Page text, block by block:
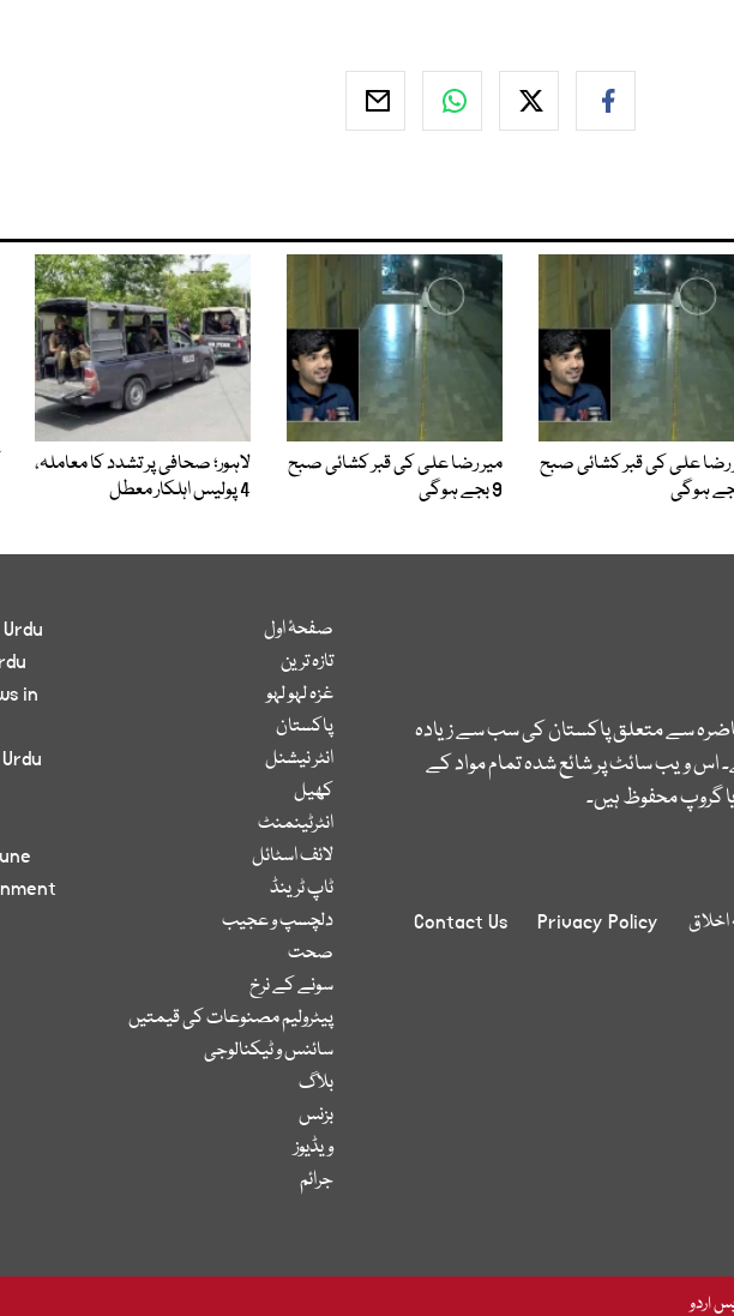
رضا علی کی قبر کشائی صبح
میر رضا علی کی قبر کشائی صبح
9 بجے ہوگی
لاہور؛ صحافی پر تشدد کا معاملہ،
4 پولیس اہلکار معطل
سے متعلق پاکستان کی سب سے زیادہ
ویب سائٹ پر شائع شدہ تمام مواد کے
گروپ محفوظ ہیں۔
Privacy Policy
Contact Us
صفحۂ اول
تازہ ترین
غزہ لہو لہو
پاکستان
انٹر نیشنل
کھیل
انٹرٹینمنٹ
لائف اسٹائل
ٹاپ ٹرینڈ
دلچسپ و عجیب
صحت
سونے کے نرخ
پیٹرولیم مصنوعات کی قیمتیں
سائنس و ٹیکنالوجی
بلاگ
بزنس
ویڈیوز
جرائم
in